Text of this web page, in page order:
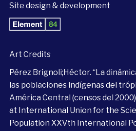
Site design & development
Art Credits
Pérez Brignoli;Héctor. “La
las poblaciones indígenas del
América Central (censos del
at International Union for the
Population XXVth International